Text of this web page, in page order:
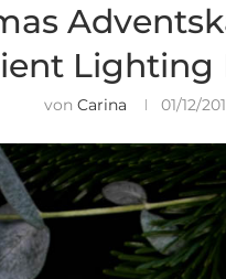
Lighting
vonCarina 01/12/